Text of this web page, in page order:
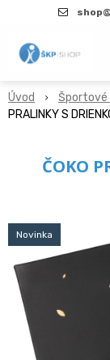
Úvod Športové
PRALINKY S
ČOKO
Novinka